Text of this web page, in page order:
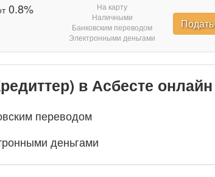
0.8%
На карту
Наличными
Банковским переводом
Электронными деньгами
в Асбесте онлайн
переводом
деньгами